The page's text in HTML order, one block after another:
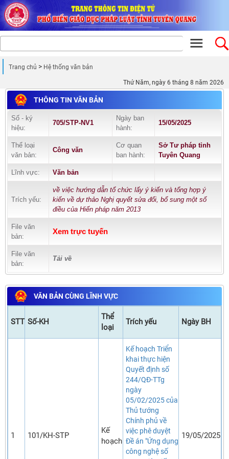
Trang chủ Hệ thống văn bản
Thứ Năm, ngày 6 tháng 8 năm 2026
THÔNG TIN VĂN BẢN
Số - ký
hiệu:
705/STP-NV1
Ngày ban
hành:
15/05/2025
Thể loại
văn bản:
Công văn
Cơ quan
ban hành:
Sở Tư pháp tỉnh
Tuyên Quang
Lĩnh vực: Văn bản
Trích yếu:
về việc hướng dẫn tổ chức lấy ý kiến và tổng hợp ý
kiến về dự thảo Nghị quyết sửa đổi, bổ sung một số
điều của Hiến pháp năm 2013
File văn
bản:
Xem trực tuyến
File văn
bản:
Tải về
VĂN BẢN CÙNG LĨNH VỰC
STT Số-KH
Thể
loại
Trích yếu Ngày BH
1 101/KH-STP
Kế
hoạch
Kế hoạch Triển
khai thực hiện
Quyết định số
244/QĐ-TTg
ngày
05/02/2025 của
Thủ tướng
Chính phủ về
việc phê duyệt
Đề án "Ứng dụng
công nghệ số
19/05/2025